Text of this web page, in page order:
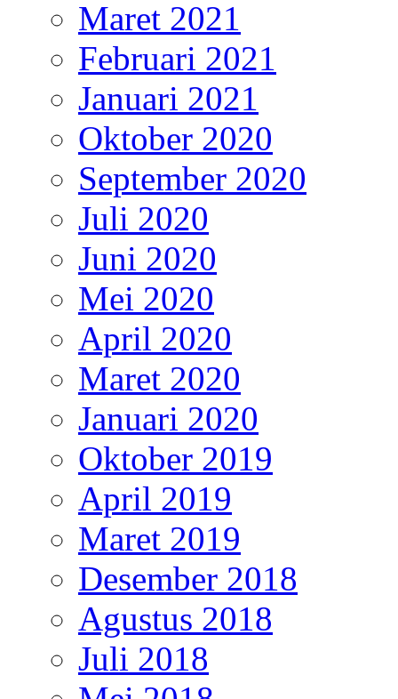
Maret 2021
Februari 2021
Januari 2021
Oktober 2020
September 2020
Juli 2020
Juni 2020
Mei 2020
April 2020
Maret 2020
Januari 2020
Oktober 2019
April 2019
Maret 2019
Desember 2018
Agustus 2018
Juli 2018